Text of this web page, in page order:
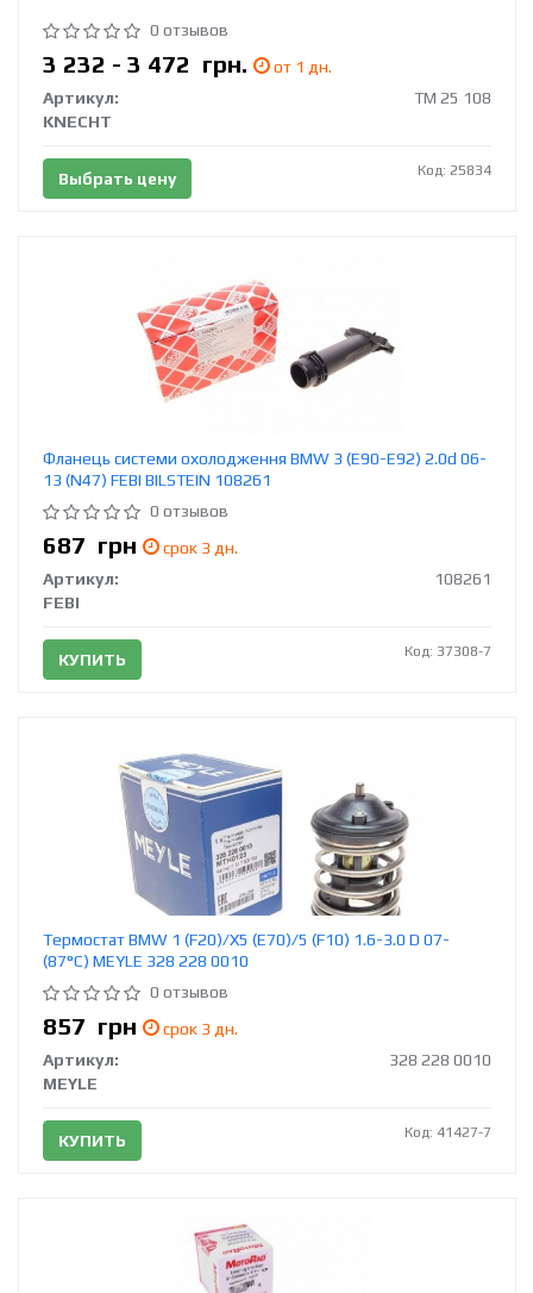
0 отзывов
3 232 - 3 472 грн.
от 1 дн.
Артикул:
TM 25 108
KNECHT
Выбрать цену Код: 25834
Фланець системи охолодження BMW 3 (E90-E92) 2.0d 06-
13 (N47) FEBI BILSTEIN 108261
0 отзывов
687 грн
срок 3 дн.
Артикул:
108261
FEBI
КУПИТЬ Код: 37308-7
Термостат BMW 1 (F20)/X5 (E70)/5 (F10) 1.6-3.0 D 07-
(87°C) MEYLE 328 228 0010
0 отзывов
857 грн
срок 3 дн.
Артикул:
328 228 0010
MEYLE
КУПИТЬ Код: 41427-7